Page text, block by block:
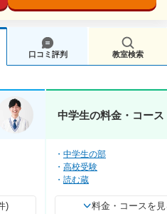
口コミ評判 教室検索
)
中学生の料金・コース
中学生の部
高校受験
読む蔵
料金・コースを